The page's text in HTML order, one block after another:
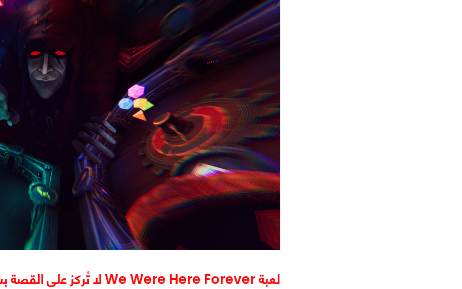
لعبة We Were Here Forever لا تُركز على القصة بشكل رئيسي